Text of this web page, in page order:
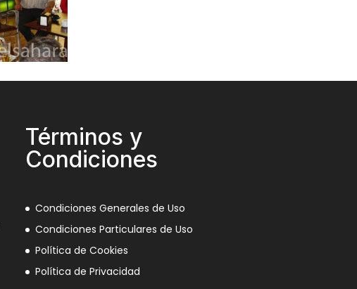
Términos y
Condiciones
Condiciones Generales de Uso
Condiciones Particulares de Uso
Política de Cookies
Política de Privacidad